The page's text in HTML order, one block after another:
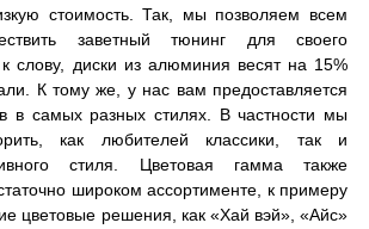
стоимость. Так, мы позволяем всем
заветный тюнинг для своего
слову, диски из алюминия весят на 15%
К тому же, у нас вам предоставляется
в самых разных стилях. В частности мы
как любителей классики, так и
стиля. Цветовая гамма также
широком ассортименте, к примеру
цветовые решения, как «Хай вэй», «Айс»